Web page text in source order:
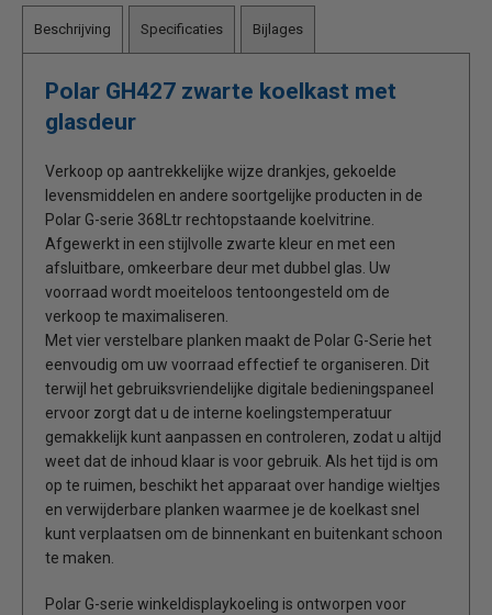
Beschrijving Specificaties Bijlages
Polar GH427 zwarte koelkast met
glasdeur
Verkoop op aantrekkelijke wijze drankjes, gekoelde
levensmiddelen en andere soortgelijke producten in de
Polar G-serie 368Ltr rechtopstaande koelvitrine.
Afgewerkt in een stijlvolle zwarte kleur en met een
afsluitbare, omkeerbare deur met dubbel glas. Uw
voorraad wordt moeiteloos tentoongesteld om de
verkoop te maximaliseren.
Met vier verstelbare planken maakt de Polar G-Serie het
eenvoudig om uw voorraad effectief te organiseren. Dit
terwijl het gebruiksvriendelijke digitale bedieningspaneel
ervoor zorgt dat u de interne koelingstemperatuur
gemakkelijk kunt aanpassen en controleren, zodat u altijd
weet dat de inhoud klaar is voor gebruik. Als het tijd is om
op te ruimen, beschikt het apparaat over handige wieltjes
en verwijderbare planken waarmee je de koelkast snel
kunt verplaatsen om de binnenkant en buitenkant schoon
te maken.
Polar G-serie winkeldisplaykoeling is ontworpen voor